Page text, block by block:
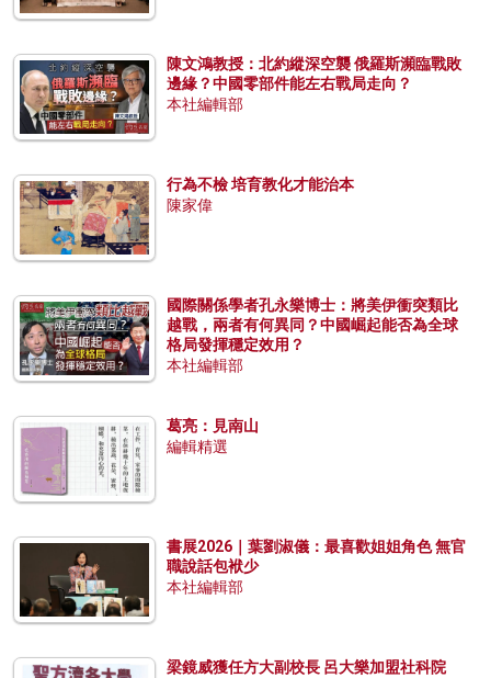
陳文鴻教授：北約縱深空襲 俄羅斯瀕臨戰敗
邊緣？中國零部件能左右戰局走向？
本社編輯部
行為不檢 培育教化才能治本
陳家偉
國際關係學者孔永樂博士：將美伊衝突類比
越戰，兩者有何異同？中國崛起能否為全球
格局發揮穩定效用？
本社編輯部
葛亮：見南山
編輯精選
書展2026｜葉劉淑儀：最喜歡姐姐角色 無官
職說話包袱少
本社編輯部
梁鏡威獲任方大副校長 呂大樂加盟社科院